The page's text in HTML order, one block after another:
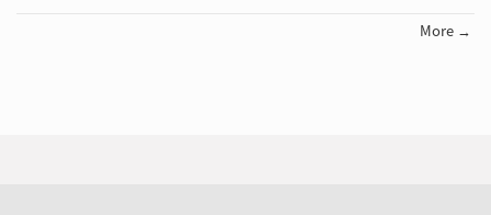
More →